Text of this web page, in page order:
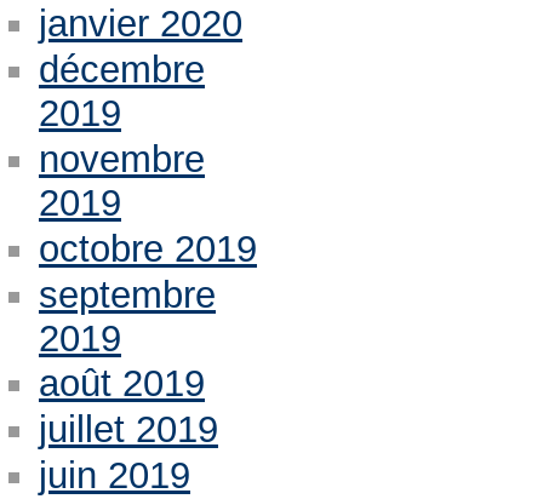
janvier 2020
décembre
2019
novembre
2019
octobre 2019
septembre
2019
août 2019
juillet 2019
juin 2019